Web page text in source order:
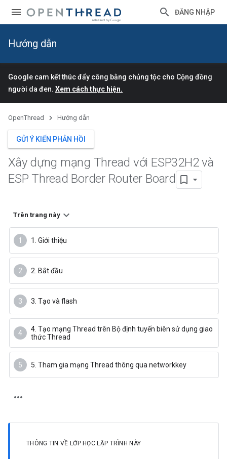
ĐĂNG NHẬP
Hướng dẫn
Google cam kết thúc đẩy công bằng chủng tộc cho Cộng đồng
người da đen. Xem cách thực hiện.
OpenThread Hướng dẫn
GỬI Ý KIẾN PHẢN HỒI
Xây dựng mạng Thread với ESP32H2 và
ESP Thread Border Router Board
Trên trang này
1. Giới thiệu
2. Bắt đầu
3. Tạo và flash
4. Tạo mạng Thread trên Bộ định tuyến biên sử dụng giao
thức Thread
5. Tham gia mạng Thread thông qua networkkey
THÔNG TIN VỀ LỚP HỌC LẬP TRÌNH NÀY